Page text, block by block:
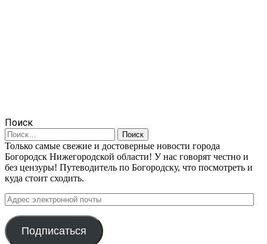
Поиск
Найти:
Только самые свежие и достоверные новости города
Богородск Нижегородской области! У нас говорят честно и
без цензуры! Путеводитель по Богородску, что посмотреть и
куда стоит сходить.
Адрес
электронной
почты
Подписаться